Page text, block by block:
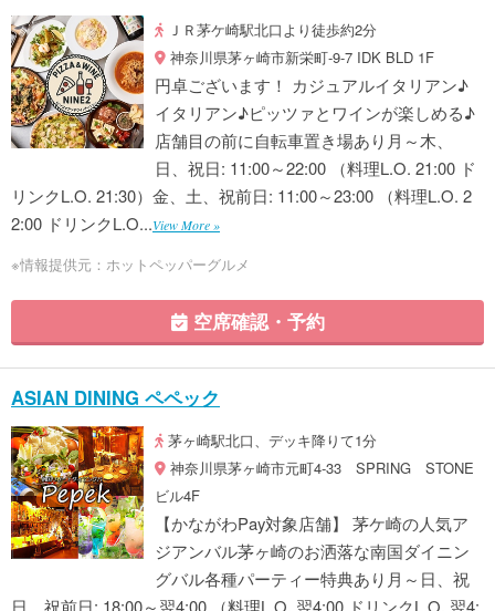
ＪＲ茅ケ崎駅北口より徒歩約2分
神奈川県茅ヶ崎市新栄町-9-7 IDK BLD 1F
円卓ございます！ カジュアルイタリアン♪
イタリアン♪ピッツァとワインが楽しめる♪
店舗目の前に自転車置き場あり月～木、
日、祝日: 11:00～22:00 （料理L.O. 21:00 ド
リンクL.O. 21:30）金、土、祝前日: 11:00～23:00 （料理L.O. 2
2:00 ドリンクL.O...View More »
※情報提供元：ホットペッパーグルメ
空席確認・予約
ASIAN DINING ペペック
茅ヶ崎駅北口、デッキ降りて1分
神奈川県茅ヶ崎市元町4-33 SPRING STONE
ビル4F
【かながわPay対象店舗】 茅ケ崎の人気ア
ジアンバル茅ヶ崎のお洒落な南国ダイニン
グバル各種パーティー特典あり月～日、祝